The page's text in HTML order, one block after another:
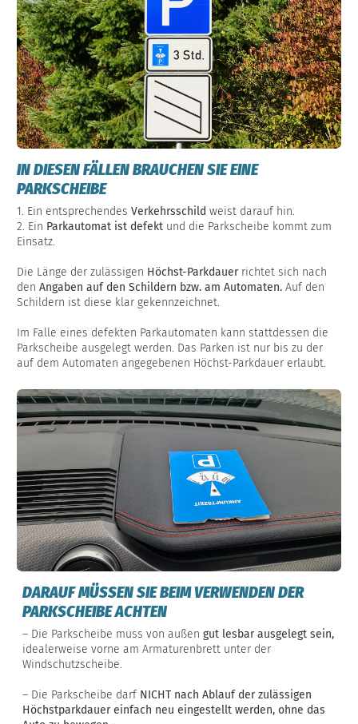
IN DIESEN FÄLLEN BRAUCHEN SIE EINE
PARKSCHEIBE
1. Ein entsprechendes Verkehrsschild weist darauf hin.
2. Ein Parkautomat ist defekt und die Parkscheibe kommt zum
Einsatz.
Die Länge der zulässigen Höchst-Parkdauer richtet sich nach
den Angaben auf den Schildern bzw. am Automaten. Auf den
Schildern ist diese klar gekennzeichnet.
Im Falle eines defekten Parkautomaten kann stattdessen die
Parkscheibe ausgelegt werden. Das Parken ist nur bis zu der
auf dem Automaten angegebenen Höchst-Parkdauer erlaubt.
DARAUF MÜSSEN SIE BEIM VERWENDEN DER
PARKSCHEIBE ACHTEN
– Die Parkscheibe muss von außen gut lesbar ausgelegt sein,
idealerweise vorne am Armaturenbrett unter der
Windschutzscheibe.
– Die Parkscheibe darf NICHT nach Ablauf der zulässigen
Höchstparkdauer einfach neu eingestellt werden, ohne das